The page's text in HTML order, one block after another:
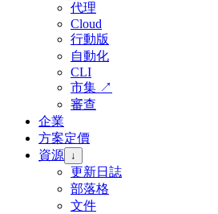
代理
Cloud
行動版
自動化
CLI
市集 ↗
審查
企業
方案定價
資源 ↓
更新日誌
部落格
文件